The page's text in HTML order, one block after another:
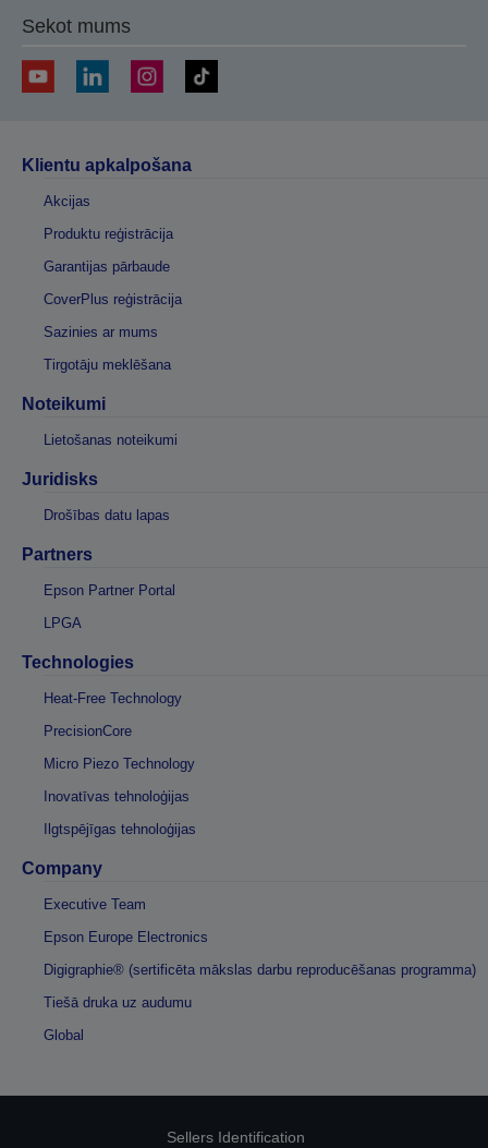
Sekot mums
Klientu apkalpošana
Akcijas
Produktu reģistrācija
Garantijas pārbaude
CoverPlus reģistrācija
Sazinies ar mums
Tirgotāju meklēšana
Noteikumi
Lietošanas noteikumi
Juridisks
Drošības datu lapas
Partners
Epson Partner Portal
LPGA
Technologies
Heat-Free Technology
PrecisionCore
Micro Piezo Technology
Inovatīvas tehnoloģijas
Ilgtspējīgas tehnoloģijas
Company
Executive Team
Epson Europe Electronics
Digigraphie® (sertificēta mākslas darbu reproducēšanas programma)
Tiešā druka uz audumu
Global
Sellers Identification